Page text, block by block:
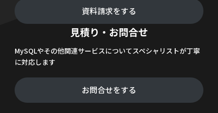
資料請求をする
見積り・お問合せ
MySQLやその他関連サービスについてスペシャリストが丁寧
に対応します
お問合せをする